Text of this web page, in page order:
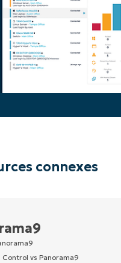
connexes
Control vs Panorama9